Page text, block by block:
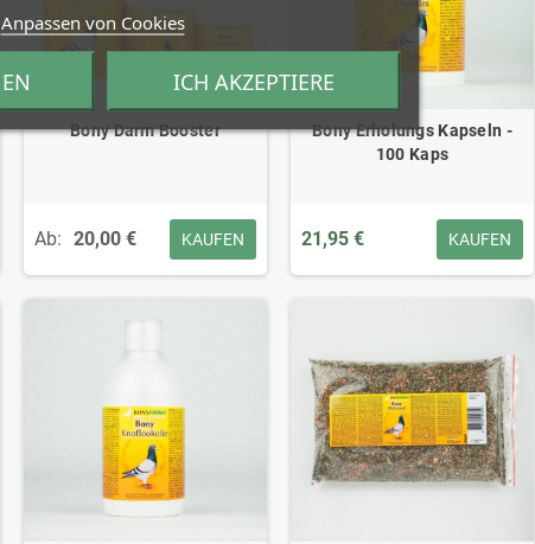
Bony Darm Booster
Ab: 20,00 € KAUFEN
Bony Erholungs Kapseln -
100 Kaps
21,95 € KAUFEN
Anpassen von Cookies
ICH AKZEPTIERE